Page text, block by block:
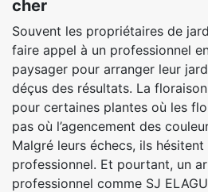
cher
Souvent les propriétaires de
faire appel à un professionnel
paysager pour arranger leur
déçus des résultats. La
pour certaines plantes où les
pas où l’agencement des
Malgré leurs échecs, ils
professionnel. Et pourtant, un
professionnel comme SJ